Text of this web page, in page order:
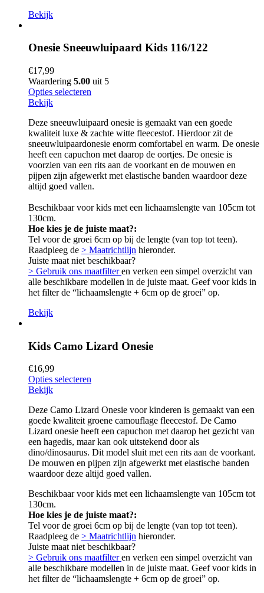
Bekijk
Onesie Sneeuwluipaard Kids 116/122
€17,99
Waardering 5.00 uit 5
Opties selecteren
Bekijk
Deze sneeuwluipaard onesie is gemaakt van een goede
kwaliteit luxe & zachte witte fleecestof. Hierdoor zit de
sneeuwluipaardonesie enorm comfortabel en warm. De onesie
heeft een capuchon met daarop de oortjes. De onesie is
voorzien van een rits aan de voorkant en de mouwen en
pijpen zijn afgewerkt met elastische banden waardoor deze
altijd goed vallen.
Beschikbaar voor kids met een lichaamslengte van 105cm tot
130cm.
Hoe kies je de juiste maat?:
Tel voor de groei 6cm op bij de lengte (van top tot teen).
Raadpleeg de > Maatrichtlijn hieronder.
Juiste maat niet beschikbaar?
> Gebruik ons maatfilteren verken een simpel overzicht van
alle beschikbare modellen in de juiste maat. Geef voor kids in
het filter de “lichaamslengte + 6cm op de groei” op.
Bekijk
Kids Camo Lizard Onesie
€16,99
Opties selecteren
Bekijk
Deze Camo Lizard Onesie voor kinderen is gemaakt van een
goede kwaliteit groene camouflage fleecestof. De Camo
Lizard onesie heeft een capuchon met daarop het gezicht van
een hagedis, maar kan ook uitstekend door als
dino/dinosaurus. Dit model sluit met een rits aan de voorkant.
De mouwen en pijpen zijn afgewerkt met elastische banden
waardoor deze altijd goed vallen.
Beschikbaar voor kids met een lichaamslengte van 105cm tot
130cm.
Hoe kies je de juiste maat?:
Tel voor de groei 6cm op bij de lengte (van top tot teen).
Raadpleeg de > Maatrichtlijn hieronder.
Juiste maat niet beschikbaar?
> Gebruik ons maatfilteren verken een simpel overzicht van
alle beschikbare modellen in de juiste maat. Geef voor kids in
het filter de “lichaamslengte + 6cm op de groei” op.